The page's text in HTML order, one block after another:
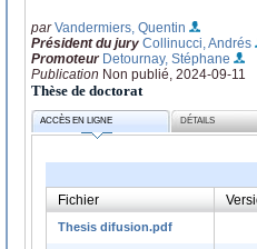
parVandermiers, Quentin
Président du jury Collinucci, Andrés
Promoteur Detournay, Stéphane
Publication Non publié, 2024-09-11
Thèse de doctorat
ACCÈS EN LIGNE DÉTAILS
Fichier
Thesis difusion.pdf